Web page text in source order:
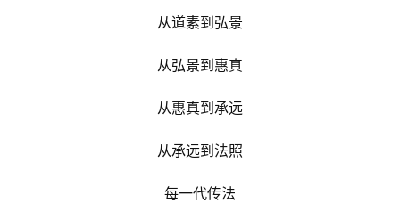
从道素到弘景
从弘景到惠真
从惠真到承远
从承远到法照
每一代传法